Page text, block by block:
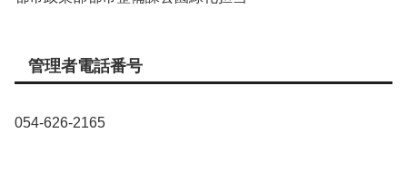
管理者電話番号
054-626-2165